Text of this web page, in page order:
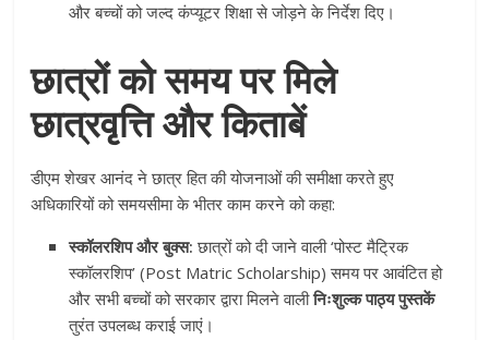
और बच्चों को जल्द कंप्यूटर शिक्षा से जोड़ने के निर्देश दिए।
छात्रों को समय पर मिले
छात्रवृत्ति और किताबें
डीएम शेखर आनंद ने छात्र हित की योजनाओं की समीक्षा करते हुए
अधिकारियों को समयसीमा के भीतर काम करने को कहा:
स्कॉलरशिप और बुक्स: छात्रों को दी जाने वाली ‘पोस्ट मैट्रिक
स्कॉलरशिप’ (Post Matric Scholarship) समय पर आवंटित हो
और सभी बच्चों को सरकार द्वारा मिलने वालीनिःशुल्क पाठ्य पुस्तकें
तुरंत उपलब्ध कराई जाएं।